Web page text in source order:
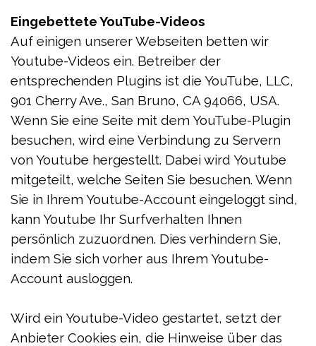
Eingebettete YouTube-Videos
Auf einigen unserer Webseiten betten wir
Youtube-Videos ein. Betreiber der
entsprechenden Plugins ist die YouTube, LLC,
901 Cherry Ave., San Bruno, CA 94066, USA.
Wenn Sie eine Seite mit dem YouTube-Plugin
besuchen, wird eine Verbindung zu Servern
von Youtube hergestellt. Dabei wird Youtube
mitgeteilt, welche Seiten Sie besuchen. Wenn
Sie in Ihrem Youtube-Account eingeloggt sind,
kann Youtube Ihr Surfverhalten Ihnen
persönlich zuzuordnen. Dies verhindern Sie,
indem Sie sich vorher aus Ihrem Youtube-
Account ausloggen.
Wird ein Youtube-Video gestartet, setzt der
Anbieter Cookies ein, die Hinweise über das